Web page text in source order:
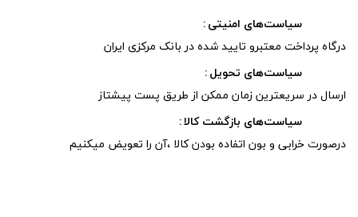
سیاست‌های امنیتی
درگاه پرداخت معتبرو تایید شده در بانک مرکزی ایران
سیاست‌های تحویل
ارسال در سریعترین زمان ممکن از طریق پست پیشتاز
سیاست‌های بازگشت کالا
درصورت خرابی و بون اتفاده بودن کالا ،آن را تعویض میکنیم